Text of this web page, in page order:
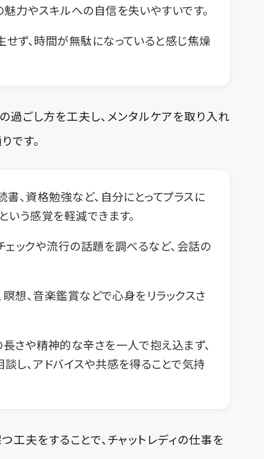
力やスキルへの自信を失いやすいです。
ず、時間が無駄になっていると感じ焦燥
過ごし方を工夫し、メンタルケアを取り入れ
です。
、資格勉強など、自分にとってプラスに
いう感覚を軽減できます。
ェックや流行の話題を調べるなど、会話の
瞑想、音楽鑑賞などで心身をリラックスさ
さや精神的な辛さを一人で抱え込まず、
し、アドバイスや共感を得ることで気持
夫をすることで、チャットレディの仕事を